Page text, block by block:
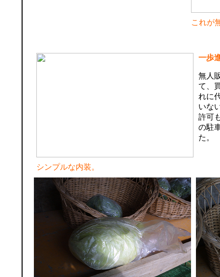
これが
シンプルな内装。
一歩
無人
て、
れに
いな
許可
の駐
た。